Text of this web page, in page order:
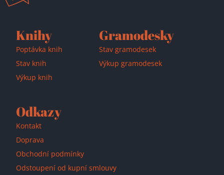
Knihy
Poptávka knih
Stav knih
Výkup knih
Gramodesky
Stav gramodesek
Výkup gramodesek
Odkazy
Kontakt
Doprava
Obchodní podmínky
Odstoupení od kupní smlouvy